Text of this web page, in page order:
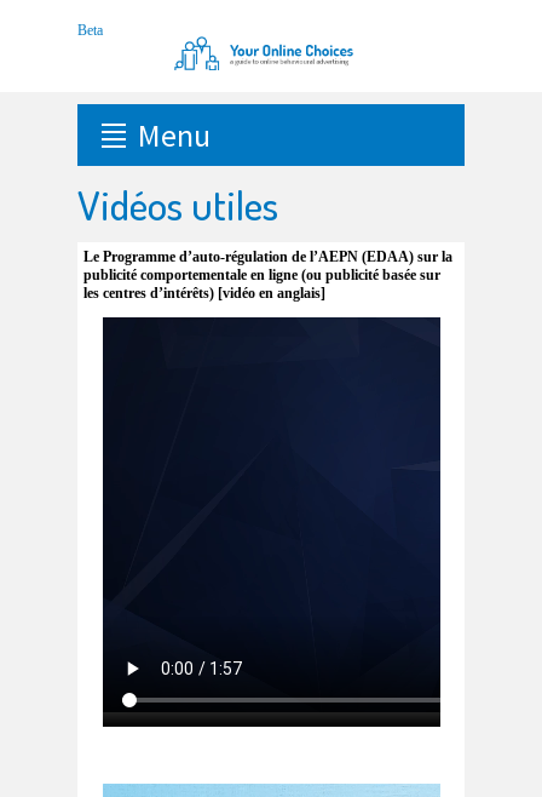
Menu
Vidéos utiles
Le Programme d’auto-régulation de l’AEPN (EDAA) sur la
publicité comportementale en ligne (ou publicité basée sur
les centres d’intérêts) [vidéo en anglais]